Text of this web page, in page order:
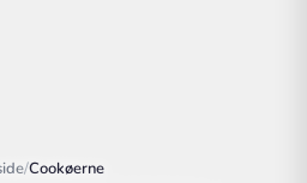
/Cookøerne